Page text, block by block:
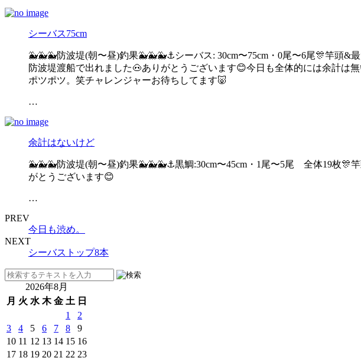
シーバス75cm
🐳🐳🐳防波堤(朝〜昼)釣果🐳🐳🐳⚓️シーバス: 30cm〜75cm・0尾〜6尾🎊竿頭
防波堤渡船で出れました🐽ありがとうございます😊今日も全体的には余計は
ポツポツ。笑チャレンジャーお待ちしてます🐷
…
余計はないけど
🐳🐳🐳防波堤(朝〜昼)釣果🐳🐳🐳⚓️黒鯛:30cm〜45cm・1尾〜5尾 全体19枚
がとうございます😊
…
PREV
今日も渋め。
NEXT
シーバストップ8本
2026年8月
月 火 水 木 金 土 日
1
2
3
4 5 6 7 8
9
10 11 12 13 14 15 16
17 18 19 20 21 22 23